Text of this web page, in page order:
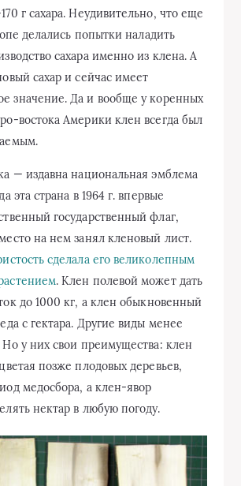
г сахара. Неудивительно, что еще
делались попытки наладить
сахара именно из клена. А
сахар и сейчас имеет
значение. Да и вообще у коренных
востока Америки клен всегда был
— издавна национальная эмблема
эта страна в 1964 г. впервые
государственный флаг,
на нем занял кленовый лист.
сделала его великолепным
. Клен полевой может дать
до 1000 кг, а клен обыкновенный
с гектара. Другие виды менее
у них свои преимущества: клен
позже плодовых деревьев,
медосбора, а клен-явор
нектар в любую погоду.